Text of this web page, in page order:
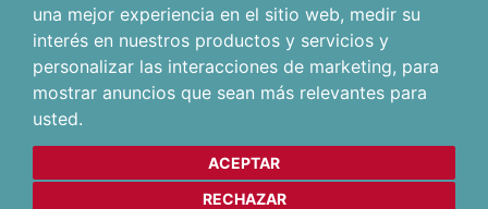
una mejor experiencia en el sitio web, medir su
interés en nuestros productos y servicios y
personalizar las interacciones de marketing, para
mostrar anuncios que sean más relevantes para
usted.
ACEPTAR
RECHAZAR